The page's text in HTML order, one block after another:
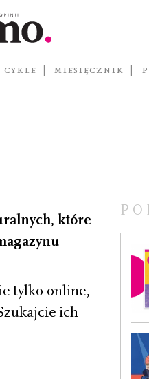
CYKLE MIESIĘCZNIK
które
tylko online,
ich